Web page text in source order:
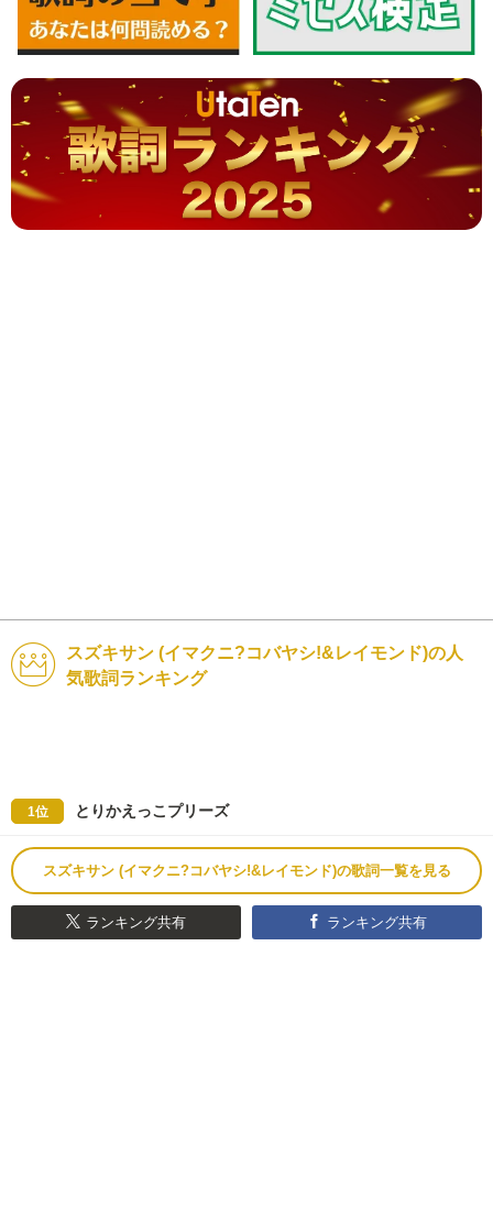
スズキサン (イマクニ?コバヤシ!&レイモンド)の人
気歌詞ランキング
1位 とりかえっこプリーズ
スズキサン (イマクニ?コバヤシ!&レイモンド)の歌詞一覧を見る
ランキング共有 ランキング共有